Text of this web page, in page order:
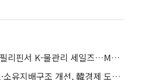
윤석대 수자원공사 사장, 필리핀서 K-물관리 세일즈…MOU 2건 체결
주병기 "경제적 집중 해소·소유지배구조 개선, 韓경제 도약 선결과제"